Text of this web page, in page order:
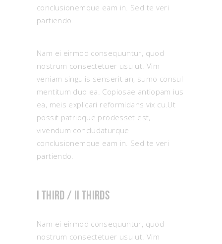
conclusionemque eam in. Sed te veri
partiendo.
Nam ei eirmod consequuntur, quod
nostrum consectetuer usu ut. Vim
veniam singulis senserit an, sumo consul
mentitum duo ea. Copiosae antiopam ius
ea, meis explicari reformidans vix cu.Ut
possit patrioque prodesset est,
vivendum concludaturque
conclusionemque eam in. Sed te veri
partiendo.
I third / II thirds
Nam ei eirmod consequuntur, quod
nostrum consectetuer usu ut. Vim